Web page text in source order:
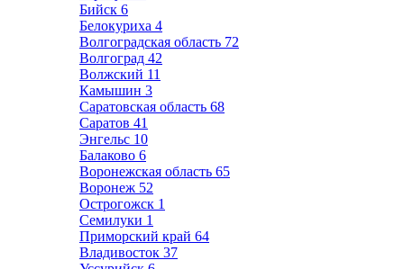
Бийск 6
Белокуриха 4
Волгоградская область 72
Волгоград 42
Волжский 11
Камышин 3
Саратовская область 68
Саратов 41
Энгельс 10
Балаково 6
Воронежская область 65
Воронеж 52
Острогожск 1
Семилуки 1
Приморский край 64
Владивосток 37